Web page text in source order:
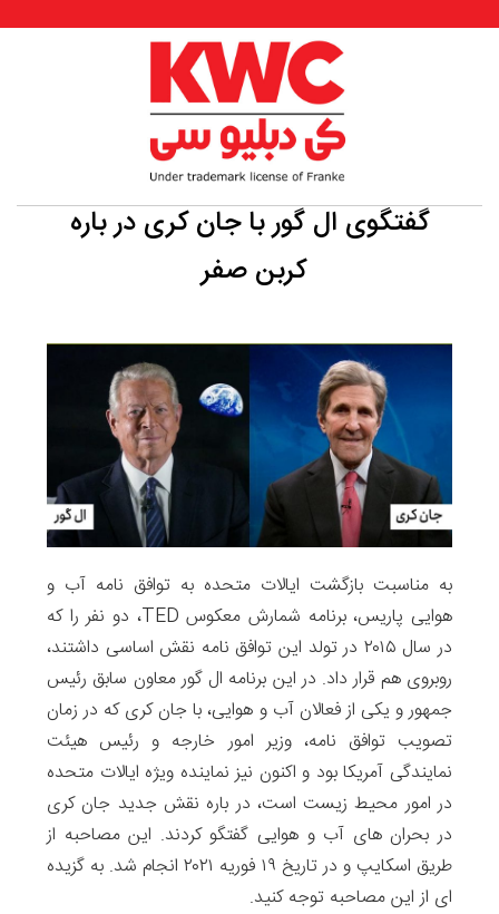
گفتگوی ال گور با جان کری در باره
کربن صفر
به مناسبت بازگشت ایالات متحده به توافق نامه آب و
هوایی پاریس، برنامه شمارش معکوس TED، دو نفر را که
در سال ۲۰۱۵ در تولد این توافق نامه نقش اساسی داشتند،
روبروی هم قرار داد. در این برنامه ال گور معاون سابق رئیس
جمهور و یکی از فعالان آب و هوایی، با جان کری که در زمان
تصویب توافق نامه، وزیر امور خارجه و رئیس هیئت
نمایندگی آمریکا بود و اکنون نیز نماینده ویژه ایالات متحده
در امور محیط زیست است، در باره نقش جدید جان کری
در بحران های آب و هوایی گفتگو کردند. این مصاحبه از
طریق اسکایپ و در تاریخ ۱۹ فوریه ۲۰۲۱ انجام شد. به گزیده
ای از این مصاحبه توجه کنید.